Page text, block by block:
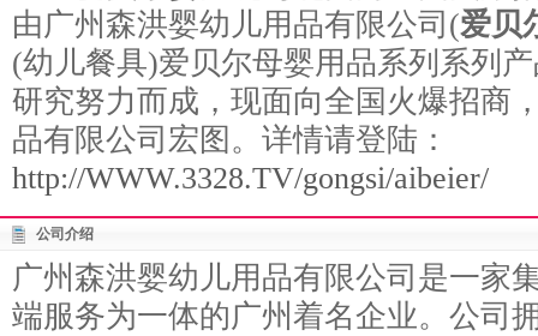
由广州森洪婴幼儿用品有限公司(爱贝
(幼儿餐具)爱贝尔母婴用品系列系列
研究努力而成，现面向全国火爆招商
品有限公司宏图。详情请登陆：
http://WWW.3328.TV/gongsi/aibeier/
公司介绍
广州森洪婴幼儿用品有限公司是一家
端服务为一体的广州着名企业。公司